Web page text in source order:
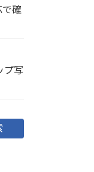
確
プ写